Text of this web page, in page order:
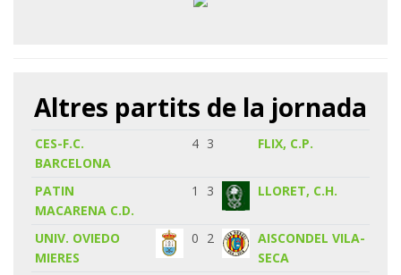
Altres partits de la jornada
CES-F.C.
BARCELONA
4 3 FLIX, C.P.
PATIN
MACARENA C.D.
1 3 LLORET, C.H.
UNIV. OVIEDO
MIERES
0 2
AISCONDEL VILA-
SECA